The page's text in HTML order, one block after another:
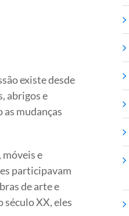
existe desde
abrigos e
as mudanças
e
participavam
de arte e
XX, eles